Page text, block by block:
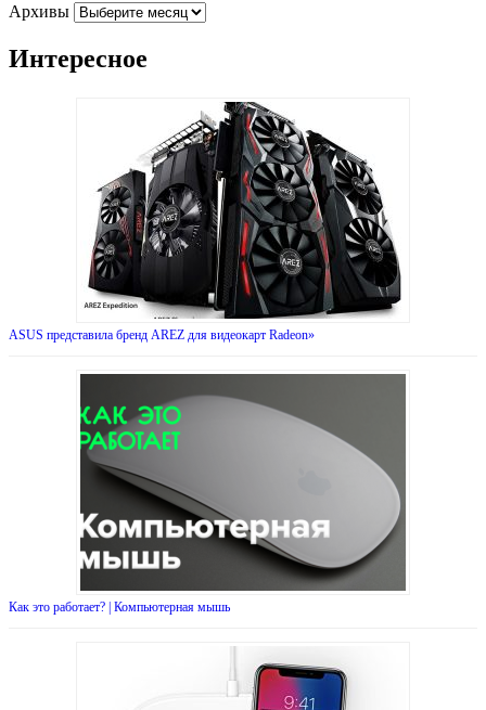
Архивы
Интересное
ASUS представила бренд AREZ для видеокарт Radeon»
Как это работает? | Компьютерная мышь